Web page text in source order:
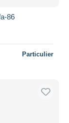
86
Particulier